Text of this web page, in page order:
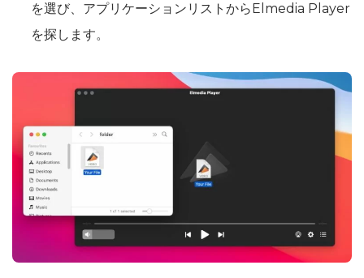
を選び、アプリケーションリストからElmedia Player
を探します。